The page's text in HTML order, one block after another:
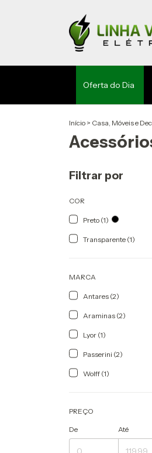
Oferta do Dia
Início > Casa, Móveis e
Filtrar por
COR
Preto (1)
Transparente (1)
MARCA
Antares (2)
Araminas (2)
Lyor (1)
Passerini (2)
Wolff (1)
PREÇO
De Até